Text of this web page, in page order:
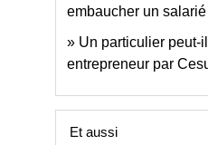
embaucher un
Un particulier peut-
entrepreneur par
Et aussi